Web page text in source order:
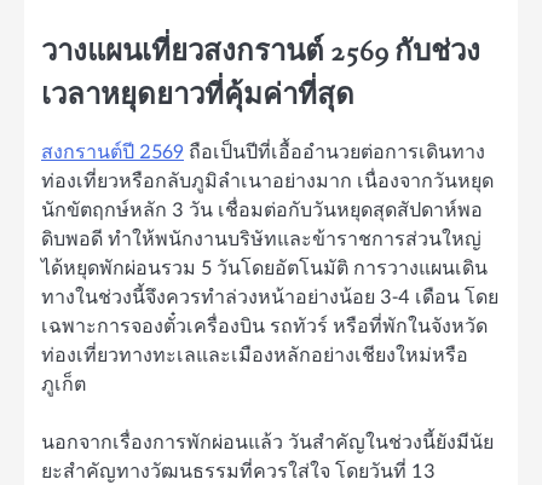
วางแผนเที่ยวสงกรานต์ 2569 กับช่วง
เวลาหยุดยาวที่คุ้มค่าที่สุด
สงกรานต์ปี 2569 ถือเป็นปีที่เอื้ออำนวยต่อการเดินทาง
ท่องเที่ยวหรือกลับภูมิลำเนาอย่างมาก เนื่องจากวันหยุด
นักขัตฤกษ์หลัก 3 วัน เชื่อมต่อกับวันหยุดสุดสัปดาห์พอ
ดิบพอดี ทำให้พนักงานบริษัทและข้าราชการส่วนใหญ่
ได้หยุดพักผ่อนรวม 5 วันโดยอัตโนมัติ การวางแผนเดิน
ทางในช่วงนี้จึงควรทำล่วงหน้าอย่างน้อย 3-4 เดือน โดย
เฉพาะการจองตั๋วเครื่องบิน รถทัวร์ หรือที่พักในจังหวัด
ท่องเที่ยวทางทะเลและเมืองหลักอย่างเชียงใหม่หรือ
ภูเก็ต
นอกจากเรื่องการพักผ่อนแล้ว วันสำคัญในช่วงนี้ยังมีนัย
ยะสำคัญทางวัฒนธรรมที่ควรใส่ใจ โดยวันที่ 13